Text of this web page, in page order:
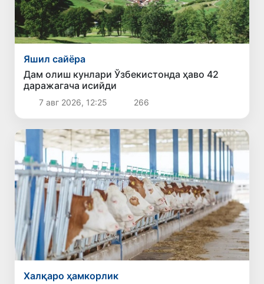
Яшил сайёра
Дам олиш кунлари Ўзбекистонда ҳаво 42
даражагача исийди
7 авг 2026, 12:25 266
Халқаро ҳамкорлик